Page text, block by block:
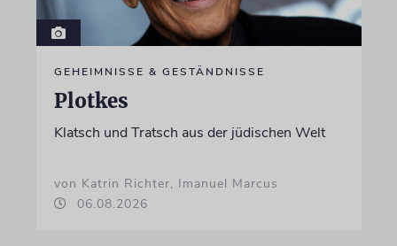
GEHEIMNISSE & GESTÄNDNISSE
Plotkes
Klatsch und Tratsch aus der jüdischen Welt
von Katrin Richter, Imanuel Marcus
06.08.2026